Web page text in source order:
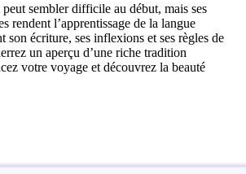
sembler difficile au début, mais ses
rendent l’apprentissage de la langue
son écriture, ses inflexions et ses règles de
un aperçu d’une riche tradition
votre voyage et découvrez la beauté